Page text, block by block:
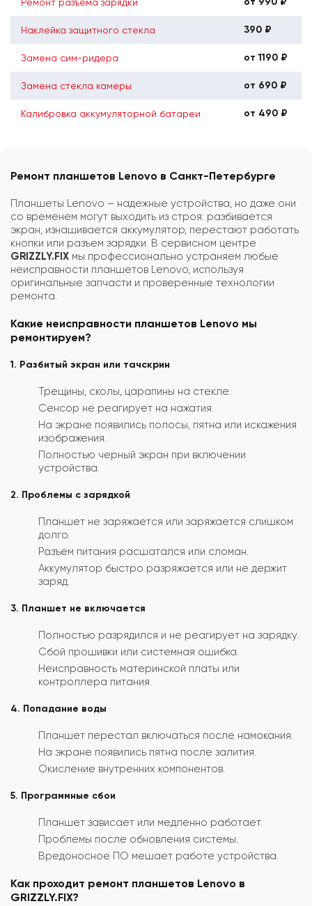
Наклейка защитного стекла 390 ₽
Замена сим-ридера от 1190 ₽
Замена стекла камеры от 690 ₽
Калибровка аккумуляторной батареи от 490 ₽
Ремонт планшетов Lenovo в Санкт-Петербурге
Планшеты Lenovo – надежные устройства, но даже они
со временем могут выходить из строя: разбивается
экран, изнашивается аккумулятор, перестают работать
кнопки или разъем зарядки. В сервисном центре
GRIZZLY.FIX мы профессионально устраняем любые
неисправности планшетов Lenovo, используя
оригинальные запчасти и проверенные технологии
ремонта.
Какие неисправности планшетов Lenovo мы
ремонтируем?
1. Разбитый экран или тачскрин
Трещины, сколы, царапины на стекле.
Сенсор не реагирует на нажатия.
На экране появились полосы, пятна или искажения
изображения.
Полностью черный экран при включении
устройства.
2. Проблемы с зарядкой
Планшет не заряжается или заряжается слишком
долго.
Разъем питания расшатался или сломан.
Аккумулятор быстро разряжается или не держит
заряд.
3. Планшет не включается
Полностью разрядился и не реагирует на зарядку.
Сбой прошивки или системная ошибка.
Неисправность материнской платы или
контроллера питания.
4. Попадание воды
Планшет перестал включаться после намокания.
На экране появились пятна после залития.
Окисление внутренних компонентов.
5. Программные сбои
Планшет зависает или медленно работает.
Проблемы после обновления системы.
Вредоносное ПО мешает работе устройства.
Как проходит ремонт планшетов Lenovo в
GRIZZLY.FIX?